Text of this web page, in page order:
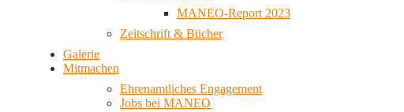
MANEO-Report 2023
Zeitschrift & Bücher
Galerie
Mitmachen
Ehrenamtliches Engagement
Jobs bei MANEO